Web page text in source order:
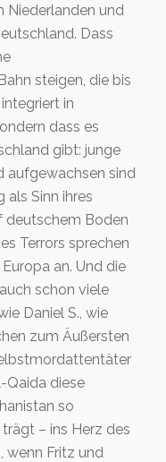
Niederlanden und
Dass
steigen, die bis
in
dass es
gibt: junge
aufgewachsen sind
als Sinn ihres
deutschem Boden
Terrors sprechen
an. Und die
schon viele
Daniel S., wie
zum Äußersten
Qaida diese
so
– ins Herz des
wenn Fritz und